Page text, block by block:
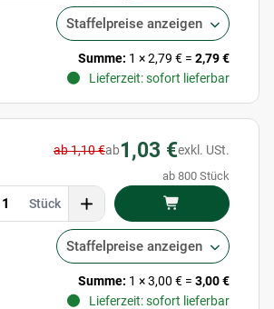
Staffelpreise anzeigen
Summe: 1 ×2,79 € = 2,79 €
Lieferzeit: sofort lieferbar
ab 1,10 €ab1,03 €exkl. USt.
ab 800 Stück
Stück
Staffelpreise anzeigen
Summe: 1 ×3,00 € = 3,00 €
Lieferzeit: sofort lieferbar